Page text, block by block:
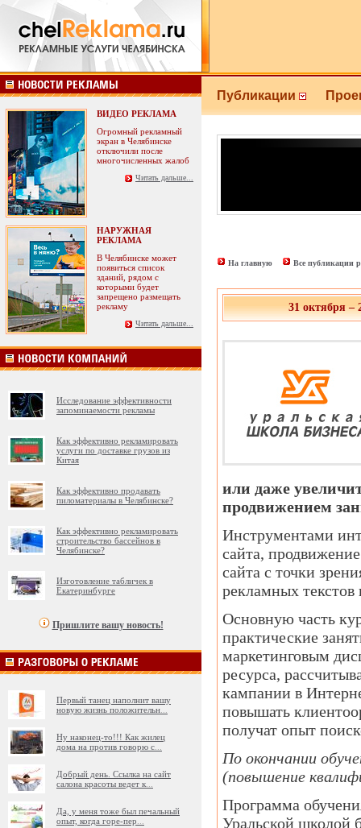
ВИДЕО РЕКЛАМА
Огромный рекламный
экран в Челябинске
отключили после
многочисленных жалоб
Читать дальше...
НАРУЖНАЯ
РЕКЛАМА
В Челябинске может
появиться список
зданий, рядом с
которыми будет
запрещено размещать
рекламу
Читать дальше...
Исследование эффективности
запоминаемости рекламы
Как эффективно рекламировать
услуги по доставке грузов из
Китая
Как эффективно продавать
пиломатериалы в Челябинске?
Как эффективно рекламировать
строительство бассейнов в
Челябинске?
Изготовление табличек в
Екатеринбурге
Пришлите вашу новость!
Первый танец наполнит вашу
новую жизнь положительн
Ну наконец-то!!! Как жилец
дома на против говорю с
Добрый день. Ссылка на сайт
салона красоты ведет к
Да, у меня тоже был печальный
опыт, когда горе-пер
Публикации
На главную Все публикации
31 октября –
или даже
продвижением
Инструментами
сайта,
сайта с точки
рекламных текстов
Основную часть
практические
маркетинговым
ресурса,
кампании в
повышать
получат опыт
По окончании
(повышение
Программа
Уральской школой